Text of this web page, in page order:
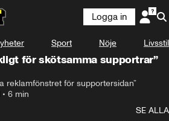
Logga in
Sport Nöje Livsstil
för skötsamma supportrar”
reklamfönstret för supportersidan”
• 6 min
SE ALLA